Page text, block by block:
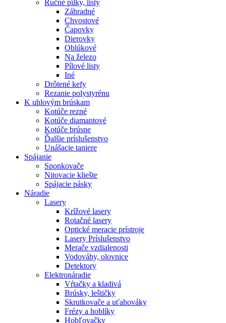
Ručné pílky, listy
Záhradné
Chvostové
Čapovky
Dierovky
Oblúkové
Na železo
Pílové listy
Iné
Drôtené kefy
Rezanie polystyrénu
K uhlovým brúskam
Kotúče rezné
Kotúče diamantové
Kotúče brúsne
Ďalšie príslušenstvo
Unášacie taniere
Spájanie
Sponkovače
Nitovacie kliešte
Spájacie pásky
Náradie
Lasery
Krížové lasery
Rotačné lasery
Optické meracie prístroje
Lasery Príslušenstvo
Merače vzdialenosti
Vodováhy, olovnice
Detektory
Elektronáradie
Vŕtačky a kladivá
Brúsky, leštičky
Skrutkovače a uťahováky
Frézy a hoblíky
Hobľovačky